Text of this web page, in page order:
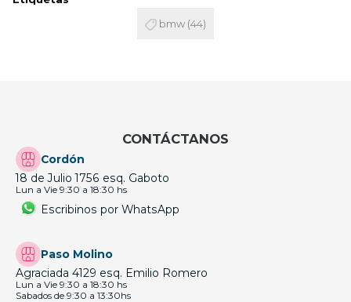
bmw (44)
CONTÁCTANOS
Cordón
18 de Julio 1756 esq. Gaboto
Lun a Vie 9:30 a 18:30 hs
Escribinos por WhatsApp
Paso Molino
Agraciada 4129 esq. Emilio Romero
Lun a Vie 9:30 a 18:30 hs
Sabados de 9:30 a 13:30hs